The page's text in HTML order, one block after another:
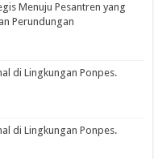
Menuju Pesantren yang
Perundungan
di Lingkungan Ponpes.
di Lingkungan Ponpes.